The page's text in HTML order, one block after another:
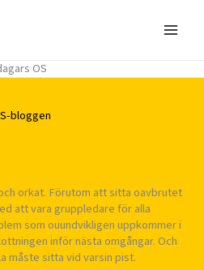
OS
bloggen
orkat. Förutom att sitta oavbrutet
att vara gruppledare för alla
som ouundvikligen uppkommer i
inför nästa omgångar. Och
måste sitta vid varsin pist.